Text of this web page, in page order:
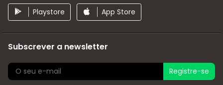
Playstore App Store
Subscrever a newsletter
Registre-se